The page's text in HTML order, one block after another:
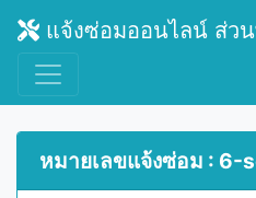
แจ้งซ่อมออนไลน์ ส่ว
หมายเลขแจ้งซ่อม :